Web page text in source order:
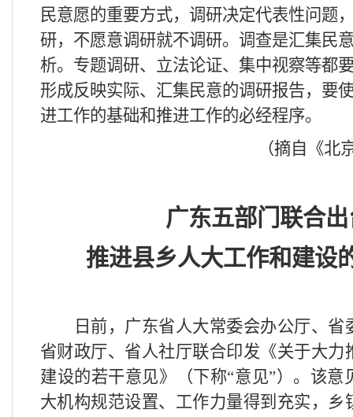
民意愿的重要方式，调研决定代表性问题
研，不愿意调研就不调研。调查是汇集民
析。专题调研、立法论证、集中视察等都
形成反映实际、汇集民意的调研报告，要
进工作的基础和推进工作的必经程序。
（摘自《北
广东五部门联合
推进县乡人大工作和建设
日前，广东省人大常委会办公厅、省
省财政厅、省人社厅联合印发《关于大力
建设的若干意见》（下称“意见”）。该意
大机构规范设置、工作力量得到充实，乡